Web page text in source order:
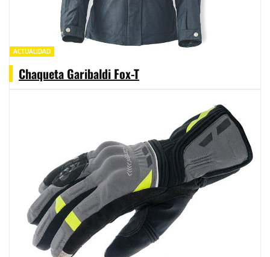
ACTUALIDAD
Chaqueta Garibaldi Fox-T